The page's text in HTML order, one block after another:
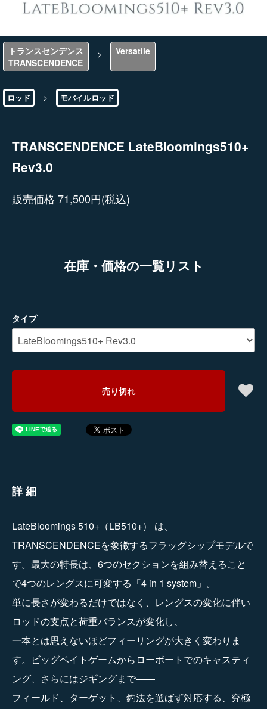
トランスセンデンス
TRANSCENDENCE
> Versatile
ロッド > モバイルロッド
TRANSCENDENCE LateBloomings510+
Rev3.0
販売価格 71,500円(税込)
在庫・価格の一覧リスト
タイプ
売り切れ
詳細
LateBloomings 510+（LB510+） は、
TRANSCENDENCEを象徴するフラッグシップモデルで
す。最大の特長は、6つのセクションを組み替えること
で4つのレングスに可変する「4 in 1 system」。
単に長さが変わるだけではなく、レングスの変化に伴い
ロッドの支点と荷重バランスが変化し、
一本とは思えないほどフィーリングが大きく変わりま
す。ビッグベイトゲームからローボートでのキャスティ
ング、さらにはジギングまで――
フィールド、ターゲット、釣法を選ばず対応する、究極